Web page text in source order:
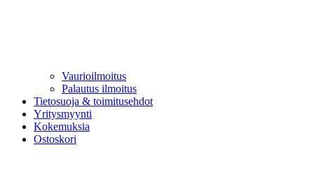
Vaurioilmoitus
Palautus ilmoitus
Tietosuoja & toimitusehdot
Yritysmyynti
Kokemuksia
Ostoskori